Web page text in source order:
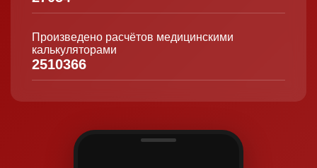
Произведено расчётов медицинскими
калькуляторами
2510366